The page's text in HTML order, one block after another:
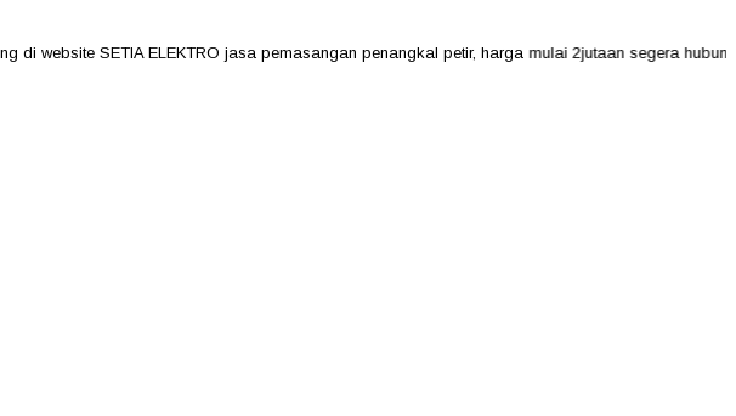
di website SETIA ELEKTRO jasa pemasangan penangkal petir, harga mulai 2jutaan segera